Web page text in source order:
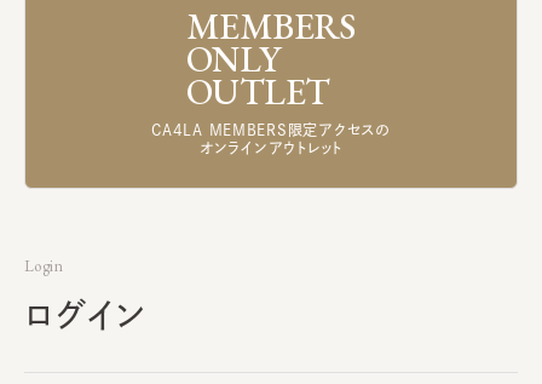
MEMBERS
ONLY
OUTLET
CA4LA MEMBERS限定アクセスの
オンラインアウトレット
Login
ログイン